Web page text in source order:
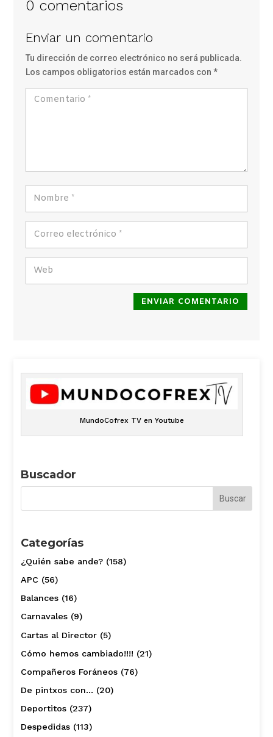
0 comentarios
Enviar un comentario
Tu dirección de correo electrónico no será publicada.
Los campos obligatorios están marcados con*
ENVIAR COMENTARIO
MundoCofrex TV en Youtube
Buscador
Categorías
¿Quién sabe ande?(158)
APC(56)
Balances(16)
Carnavales(9)
Cartas al Director(5)
Cómo hemos cambiado!!!! (21)
Compañeros Foráneos(76)
De pintxos con… (20)
Deportitos(237)
Despedidas(113)